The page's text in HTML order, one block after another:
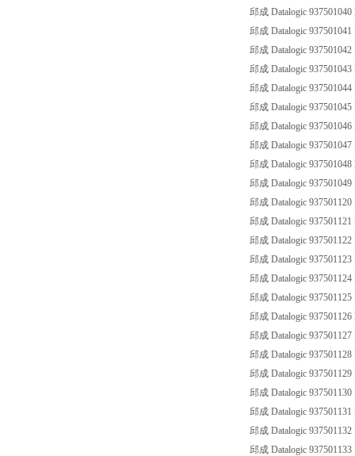
邱成 Datalogic
邱成 Datalogic
邱成 Datalogic
邱成 Datalogic
邱成 Datalogic
邱成 Datalogic
邱成 Datalogic
邱成 Datalogic
邱成 Datalogic
邱成 Datalogic
邱成 Datalogic
邱成 Datalogic
邱成 Datalogic
邱成 Datalogic
邱成 Datalogic
邱成 Datalogic
邱成 Datalogic
邱成 Datalogic
邱成 Datalogic
邱成 Datalogic
邱成 Datalogic
邱成 Datalogic
邱成 Datalogic
邱成 Datalogic